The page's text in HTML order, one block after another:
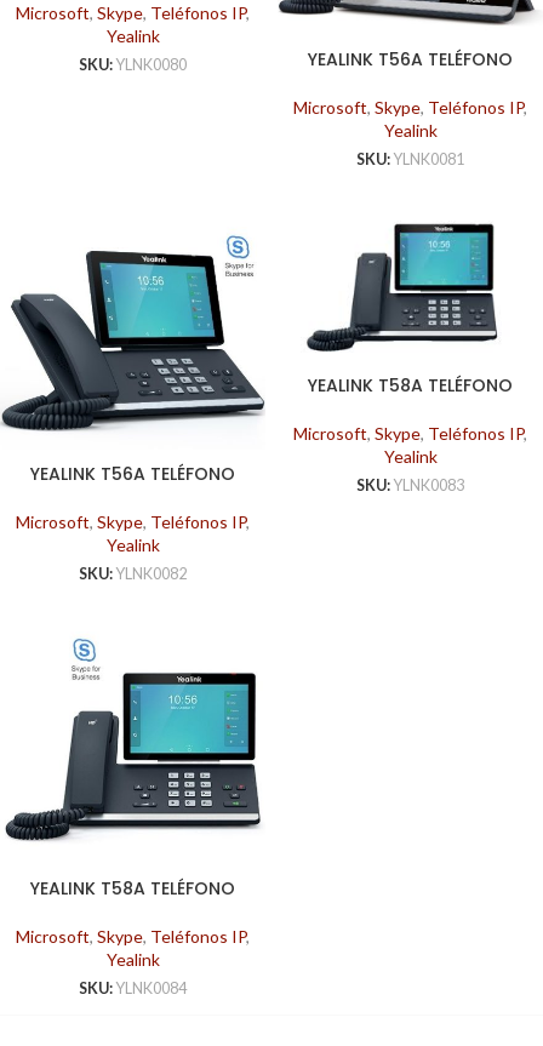
Microsoft, Skype, Teléfonos IP,
Yealink
SKU: YLNK0080
YEALINK T56A TELÉFONO
TEAMS
Microsoft, Skype, Teléfonos IP,
Yealink
SKU: YLNK0081
YEALINK T56A TELÉFONO
Microsoft, Skype, Teléfonos IP,
Yealink
SKU: YLNK0082
YEALINK T58A TELÉFONO
Microsoft, Skype, Teléfonos IP,
Yealink
SKU: YLNK0083
YEALINK T58A TELÉFONO
Microsoft, Skype, Teléfonos IP,
Yealink
SKU: YLNK0084